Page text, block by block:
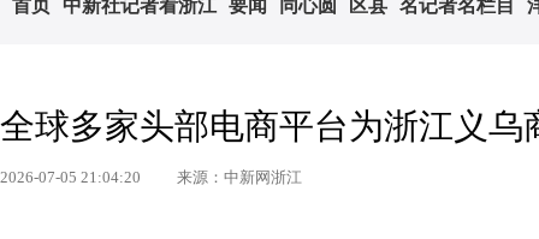
首页 中新社记者看浙江 要闻 同心圆 区县 名记者名栏目
全球多家头部电商平台为浙江义乌
2026-07-05 21:04:20 来源：中新网浙江